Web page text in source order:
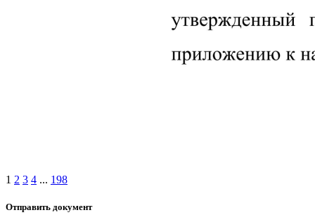
1 2 3 4 ... 198
Отправить документ